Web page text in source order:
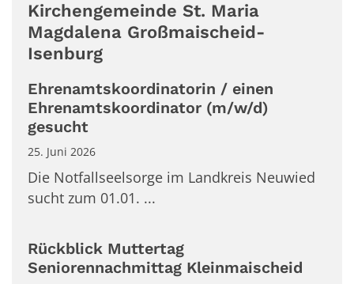
Kirchengemeinde St. Maria
Magdalena Großmaischeid-
Isenburg
Ehrenamtskoordinatorin / einen
Ehrenamtskoordinator (m/w/d)
gesucht
25. Juni 2026
Die Notfallseelsorge im Landkreis Neuwied
sucht zum 01.01. ...
Rückblick Muttertag
Seniorennachmittag Kleinmaischeid